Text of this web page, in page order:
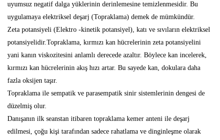
uyumsuz negatif dalga yüklerinin derinlemesine temizlenmesidir. Bu
uygulamaya elektriksel deşarj (Topraklama) demek de mümkündür.
Zeta potansiyeli (Elektro -kinetik potansiyel), katı ve sıvıların elektriksel
potansiyelidir.Topraklama, kırmızı kan hücrelerinin zeta potansiyelini
yani kanın viskozitesini anlamlı derecede azaltır. Böylece kan incelerek,
kırmızı kan hücrelerinin akış hızı artar. Bu sayede kan, dokulara daha
fazla oksijen taşır.
Topraklama ile sempatik ve parasempatik sinir sistemlerinin dengesi de
düzelmiş olur.
Danışanın ilk seanstan itibaren topraklama kemer anteni ile deşarj
edilmesi, çoğu kişi tarafından sadece rahatlama ve dinginleşme olarak